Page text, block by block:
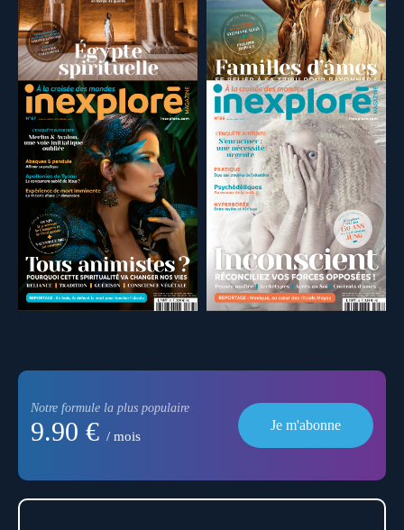
Notre formule la plus populaire
9.90 € / mois
Je m'abonne